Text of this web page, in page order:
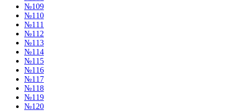
№109
№110
№111
№112
№113
№114
№115
№116
№117
№118
№119
№120